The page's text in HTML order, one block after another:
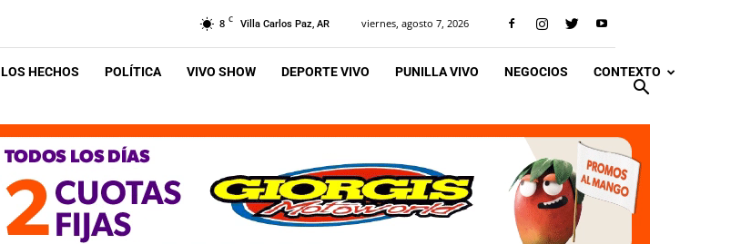
8 C Villa Carlos Paz, AR viernes, agosto 7, 2026
LOS HECHOS POLÍTICA VIVO SHOW DEPORTE VIVO PUNILLA VIVO NEGOCIOS CONTEXTO